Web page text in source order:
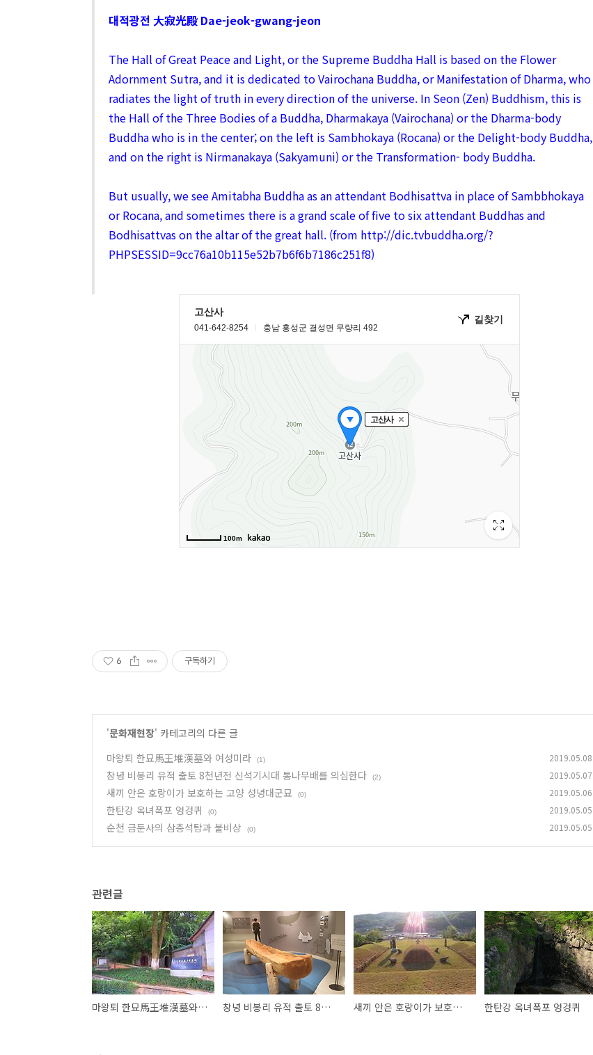
대적광전 大寂光殿 Dae-jeok-gwang-jeon
The Hall of Great Peace and Light, or the Supreme Buddha Hall is based on the Flower
Adornment Sutra, and it is dedicated to Vairochana Buddha, or Manifestation of Dharma, who
radiates the light of truth in every direction of the universe. In Seon (Zen) Buddhism, this is
the Hall of the Three Bodies of a Buddha, Dharmakaya (Vairochana) or the Dharma-body
Buddha who is in the center; on the left is Sambhokaya (Rocana) or the Delight-body Buddha,
and on the right is Nirmanakaya (Sakyamuni) or the Transformation- body Buddha.
But usually, we see Amitabha Buddha as an attendant Bodhisattva in place of Sambbhokaya
or Rocana, and sometimes there is a grand scale of five to six attendant Buddhas and
Bodhisattvas on the altar of the great hall. (from http://dic.tvbuddha.org/?
PHPSESSID=9cc76a10b115e52b7b6f6b7186c251f8)
6 구독하기
'문화재현장' 카테고리의 다른 글
마왕퇴 한묘馬王堆漢墓와 여성미라
(1) 2019.05.08
창녕 비봉리 유적 출토 8천년전 신석기시대 통나무배를 의심한다 (2) 2019.05.07
새끼 안은 호랑이가 보호하는 고양 성녕대군묘 (0) 2019.05.06
한탄강 옥녀폭포 엉겅퀴 (0) 2019.05.05
순천 금둔사의 삼층석탑과 불비상 (0) 2019.05.05
관련글
마왕퇴 한묘馬王堆漢墓와 여성미라 창녕 비봉리 유적 출토 8천년전 신석기시대 통나무배를 의심한다 새끼 안은 호랑이가 보호하는 고양 성녕대군묘 한탄강 옥녀폭포 엉겅퀴